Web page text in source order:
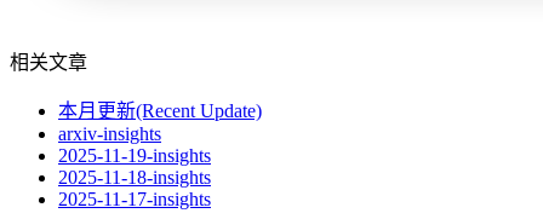
相关文章
本月更新(Recent Update)
arxiv-insights
2025-11-19-insights
2025-11-18-insights
2025-11-17-insights